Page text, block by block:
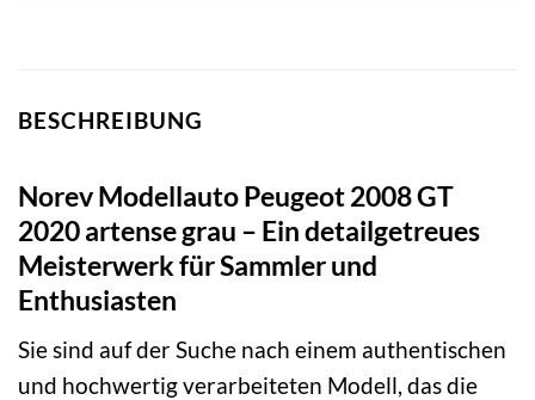
BESCHREIBUNG
Norev Modellauto Peugeot 2008 GT
2020 artense grau – Ein detailgetreues
Meisterwerk für Sammler und
Enthusiasten
Sie sind auf der Suche nach einem authentischen
und hochwertig verarbeiteten Modell, das die